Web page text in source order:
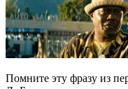
Помните эту фразу из